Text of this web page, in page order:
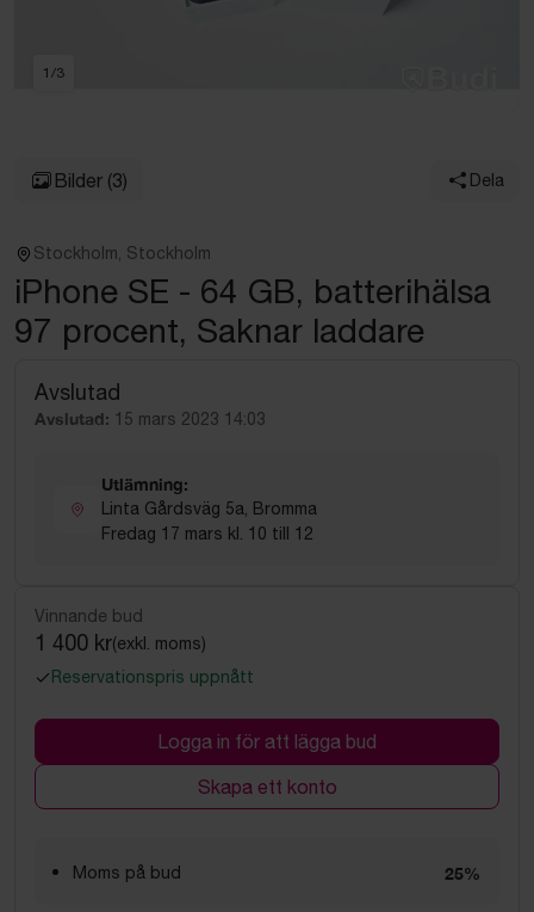
1 /3
Bilder (3) Dela
Stockholm, Stockholm
iPhone SE - 64 GB, batterihälsa
97 procent, Saknar laddare
Avslutad
Avslutad: 15 mars 2023 14:03
Utlämning:
Linta Gårdsväg 5a, Bromma
Fredag 17 mars kl. 10 till 12
Vinnande bud
1 400 kr(exkl. moms)
Reservationspris uppnått
Logga in för att lägga bud
Skapa ett konto
Moms på bud 25%